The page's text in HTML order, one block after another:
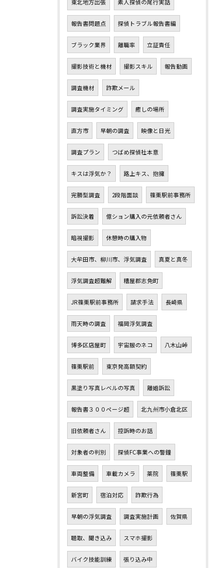
東北地方出張 素人探偵の尾行実話
報告書問題点 探偵トラブル報告書編
ブラック業界 離職率 立証責任
撮影技術と機材 撮影スキル 報告動画
調査機材 詐欺メール
調査実施タイミング 癒しの場所
直方市 早朝の調査 映像と日光
調査プラン つばめ探偵社本意
キスは浮気か？ 路上キス、抱擁
完勝型調査 2段階面談 篠栗駅前事務所
訴訟決着 億ション購入の元依頼者さん
暗視撮影 休憩時の購入物
大牟田市、柳川市、浮気調査 真夏と真冬
浮気調査超難解 糟屋郡志免町
JR篠栗駅前事務所 請求手法 長崎県
雨天時の調査 福岡浮気調査
博多区店屋町 宇宙服のネコ 八木山峠
篠栗駅前 東京発高額契約
黒塗り写真レベルの写真 離婚訴訟
報告書３００ページ超 北九州市小倉北区
旧依頼者さん 控訴時のお話
対象者の判別 探偵FC事業への警鐘
車両整備 車載カメラ 薬院 篠栗駅
新宮町 宿泊対応 詐欺行為
早朝の浮気調査 調査実施計画 佐賀県
聴取、聞き込み スマホ撮影
バイク技能訓練 張り込み中